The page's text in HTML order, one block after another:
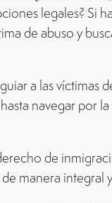
legales? Si
de abuso y
a las
navegar por
de
manera integral